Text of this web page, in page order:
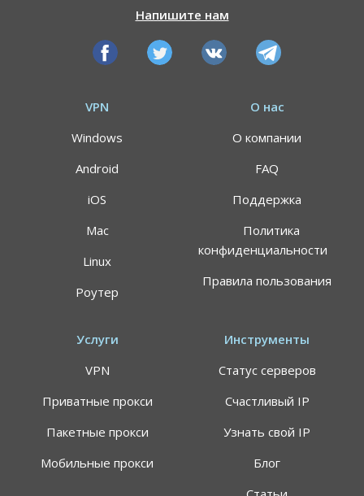
Напишите нам
VPN
Windows
Android
iOS
Mac
Linux
Роутер
О нас
О компании
FAQ
Поддержка
Политика
конфиденциальности
Правила пользования
Услуги
VPN
Приватные прокси
Пакетные прокси
Мобильные прокси
Инструменты
Статус серверов
Счастливый IP
Узнать свой IP
Блог